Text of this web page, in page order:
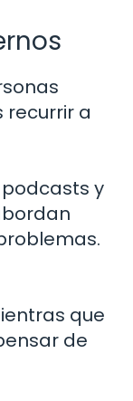
a
y
que
de